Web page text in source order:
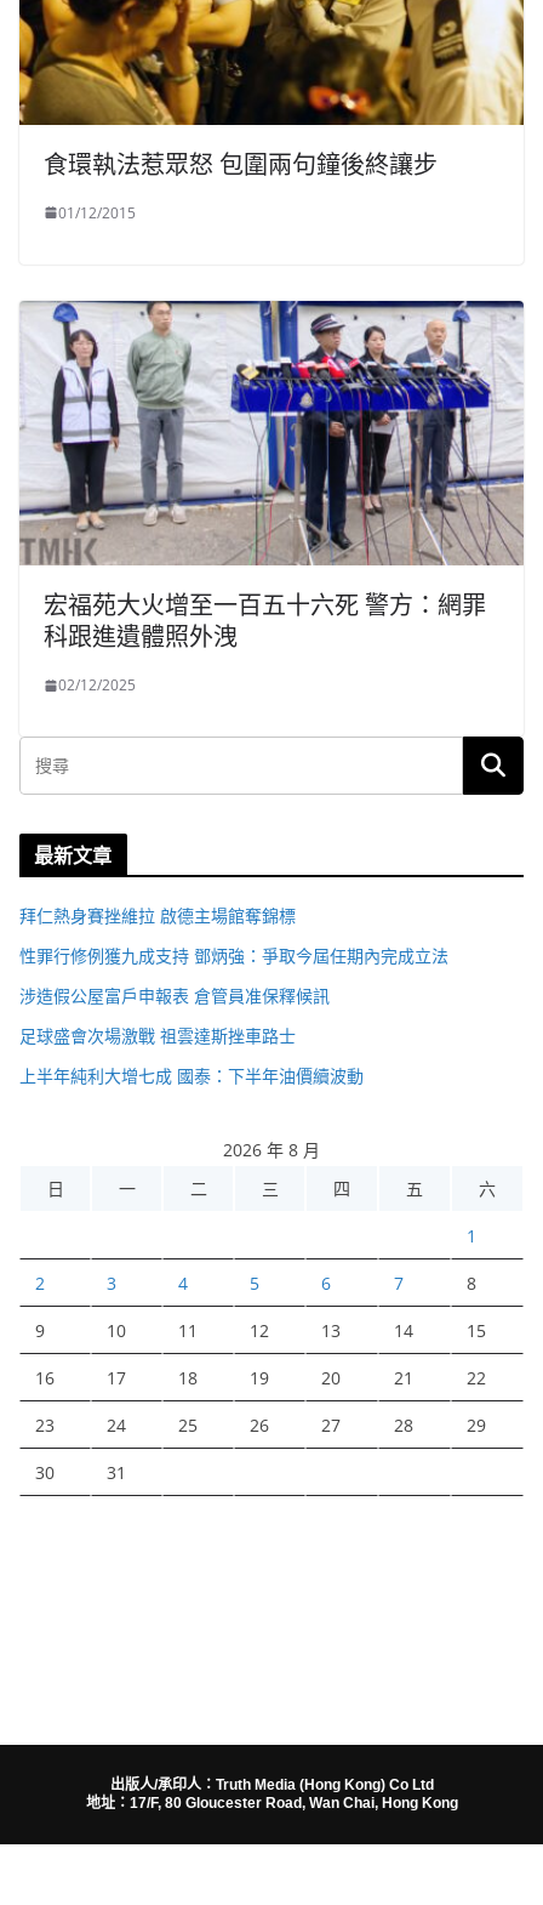
食環執法惹眾怒 包圍兩句鐘後終讓步
01/12/2015
宏福苑大火增至一百五十六死 警方：網罪
科跟進遺體照外洩
02/12/2025
最新文章
拜仁熱身賽挫維拉 啟德主場館奪錦標
性罪行修例獲九成支持 鄧炳強：爭取今屆任期內完成立法
涉造假公屋富戶申報表 倉管員准保釋候訊
足球盛會次場激戰 祖雲達斯挫車路士
上半年純利大增七成 國泰：下半年油價續波動
2026 年 8 月
日
一 二 三 四 五 六
1
2 3 4 5 6 7 8
9 10 11 12 13 14 15
16 17 18 19 20 21 22
23 24 25 26 27 28 29
30 31
出版人/承印人：Truth Media (Hong Kong) Co Ltd
地址：17/F, 80 Gloucester Road, Wan Chai, Hong Kong